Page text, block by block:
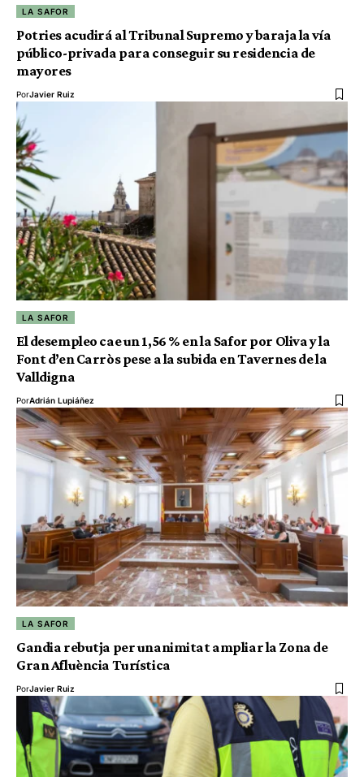
LA SAFOR
Potries acudirá al Tribunal Supremo y baraja la vía
público-privada para conseguir su residencia de
mayores
PorJavier Ruiz
LA SAFOR
El desempleo cae un 1,56 % en la Safor por Oliva y la
Font d’en Carròs pese a la subida en Tavernes de la
Valldigna
PorAdrián Lupiáñez
LA SAFOR
Gandia rebutja per unanimitat ampliar la Zona de
Gran Afluència Turística
PorJavier Ruiz